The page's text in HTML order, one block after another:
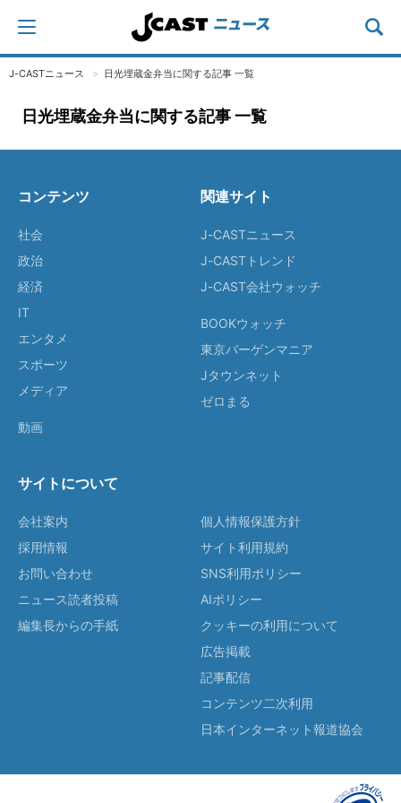
J-CASTニュース 日光埋蔵金弁当に関する記事 一覧
日光埋蔵金弁当に関する記事 一覧
コンテンツ
社会
政治
経済
IT
エンタメ
スポーツ
メディア
動画
関連サイト
J-CASTニュース
J-CASTトレンド
J-CAST会社ウォッチ
BOOKウォッチ
東京バーゲンマニア
Jタウンネット
ゼロまる
サイトについて
会社案内
採用情報
お問い合わせ
ニュース読者投稿
編集長からの手紙
個人情報保護方針
サイト利用規約
SNS利用ポリシー
AIポリシー
クッキーの利用について
広告掲載
記事配信
コンテンツ二次利用
日本インターネット報道協会